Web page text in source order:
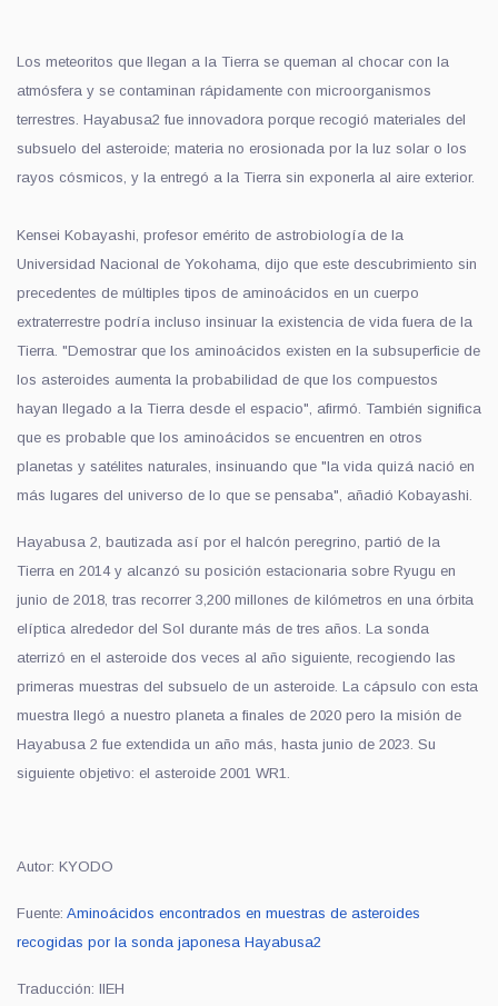
Los meteoritos que llegan a la Tierra se queman al chocar con la
atmósfera y se contaminan rápidamente con microorganismos
terrestres. Hayabusa2 fue innovadora porque recogió materiales del
subsuelo del asteroide; materia no erosionada por la luz solar o los
rayos cósmicos, y la entregó a la Tierra sin exponerla al aire exterior.
Kensei Kobayashi, profesor emérito de astrobiología de la
Universidad Nacional de Yokohama, dijo que este descubrimiento sin
precedentes de múltiples tipos de aminoácidos en un cuerpo
extraterrestre podría incluso insinuar la existencia de vida fuera de la
Tierra. "Demostrar que los aminoácidos existen en la subsuperficie de
los asteroides aumenta la probabilidad de que los compuestos
hayan llegado a la Tierra desde el espacio", afirmó. También significa
que es probable que los aminoácidos se encuentren en otros
planetas y satélites naturales, insinuando que "la vida quizá nació en
más lugares del universo de lo que se pensaba", añadió Kobayashi.
Hayabusa 2, bautizada así por el halcón peregrino, partió de la
Tierra en 2014 y alcanzó su posición estacionaria sobre Ryugu en
junio de 2018, tras recorrer 3,200 millones de kilómetros en una órbita
elíptica alrededor del Sol durante más de tres años. La sonda
aterrizó en el asteroide dos veces al año siguiente, recogiendo las
primeras muestras del subsuelo de un asteroide. La cápsulo con esta
muestra llegó a nuestro planeta a finales de 2020 pero la misión de
Hayabusa 2 fue extendida un año más, hasta junio de 2023. Su
siguiente objetivo: el asteroide 2001 WR1.
Autor: KYODO
Fuente: Aminoácidos encontrados en muestras de asteroides
recogidas por la sonda japonesa Hayabusa2
Traducción: IIEH